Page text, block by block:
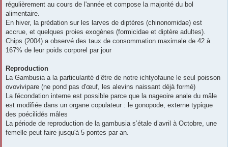
régulièrement au cours de l'année et compose la majorité du bol
alimentaire.
En hiver, la prédation sur les larves de diptères (chinonomidae) est
accrue, et quelques proies exogènes (formicidae et diptère adultes).
Chips (2004) a observé des taux de consommation maximale de 42 à
167% de leur poids corporel par jour
Reproduction
La Gambusia a la particularité d’être de notre ichtyofaune le seul poisson
ovovivipare (ne pond pas d'œuf, les alevins naissant déjà formé)
La fécondation interne est possible parce que la nageoire anale du mâle
est modifiée dans un organe copulateur : le gonopode, externe typique
des poécilidés mâles
La période de reproduction de la gambusia s’étale d’avril à Octobre, une
femelle peut faire jusqu'à 5 pontes par an.